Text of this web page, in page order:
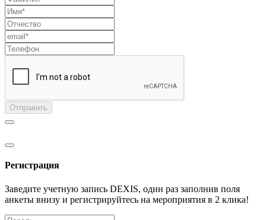
Отправить
Регистрация
Заведите учетную запись DEXIS, один раз заполнив поля
анкеты внизу и регистрируйтесь на мероприятия в 2 клика!